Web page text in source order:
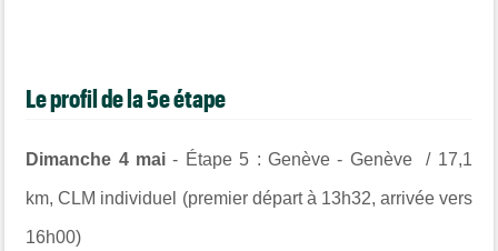
Le profil de la 5e étape
Dimanche 4 mai - Étape 5 : Genève - Genève / 17,1
km, CLM individuel (premier départ à 13h32, arrivée vers
16h00)